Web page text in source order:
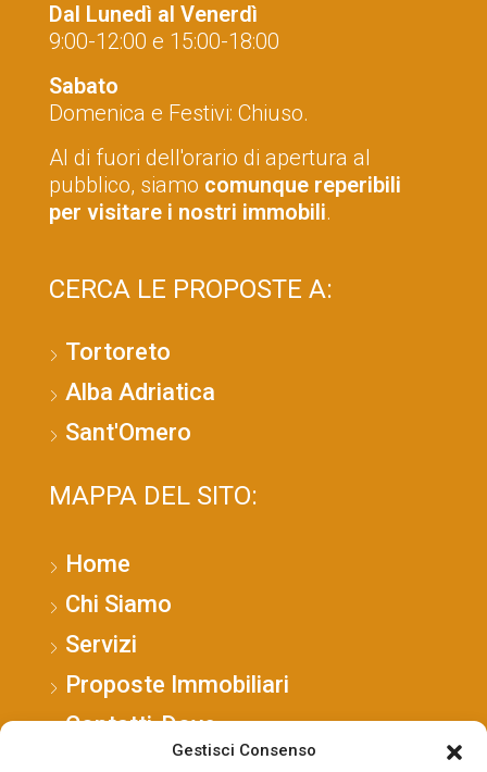
Gestisci Consenso
Dal Lunedì al Venerdì
9:00-12:00 e 15:00-18:00
Sabato
Domenica e Festivi: Chiuso.
Al di fuori dell'orario di apertura al
pubblico, siamo comunque reperibili
per visitare i nostri immobili.
CERCA LE PROPOSTE A:
Tortoreto
Alba Adriatica
Sant'Omero
MAPPA DEL SITO:
Home
Chi Siamo
Servizi
Proposte Immobiliari
Contatti-Dove